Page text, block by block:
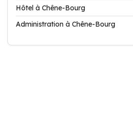
Hôtel à Chêne-Bourg
Administration à Chêne-Bourg